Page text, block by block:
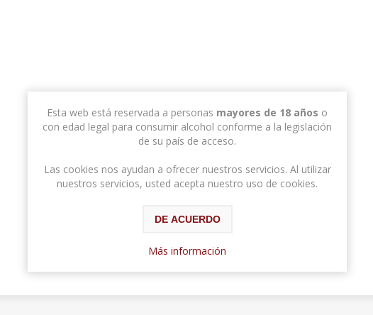
Esta web está reservada a personas mayores de 18 años o
con edad legal para consumir alcohol conforme a la legislación
de su país de acceso.
Las cookies nos ayudan a ofrecer nuestros servicios. Al utilizar
nuestros servicios, usted acepta nuestro uso de cookies.
DE ACUERDO
Más información